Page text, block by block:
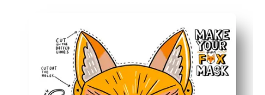
Podnítí představivost - vaše děti se ponoří do
Flexibilní použití - můžete nosit s provázkem nebo
Rychlé, uklizené řemeslo - buduje nůžkové